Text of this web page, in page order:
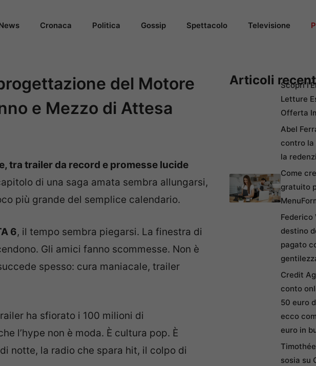
Cronaca Politica Gossip Spettacolo Televisione
del Motore
e Mezzo di Attesa
tra trailer da record e promesse lucide
di una saga amata sembra allungarsi,
più grande del semplice calendario.
6, il tempo sembra piegarsi. La finestra di
Gli amici fanno scommesse. Non è
spesso: cura maniacale, trailer
ha sfiorato i 100 milioni di
l’hype non è moda. È cultura pop. È
notte, la radio che spara hit, il colpo di
Articoli
Scopri
Letture
Offerta
Abel
contro la
la
Come
gratuito
Federico
destino
pagato
Credit
conto
50 euro
ecco
euro in
sosia su